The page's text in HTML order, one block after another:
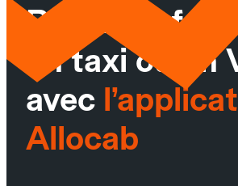
Réservez
un taxi ou un
avec
Allocab